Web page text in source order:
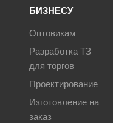
БИЗНЕСУ
Оптовикам
Разработка ТЗ
для торгов
Проектирование
Изготовление на
заказ